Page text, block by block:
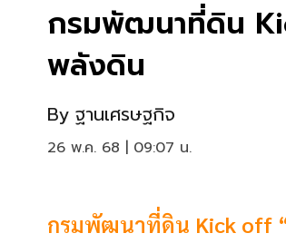
กรมพัฒนาที่ดิน
พลังดิน
By ฐานเศรษฐกิจ
26 พ.ค. 68 | 09:07 น.
กรมพัฒนาที่ดิน Kick off